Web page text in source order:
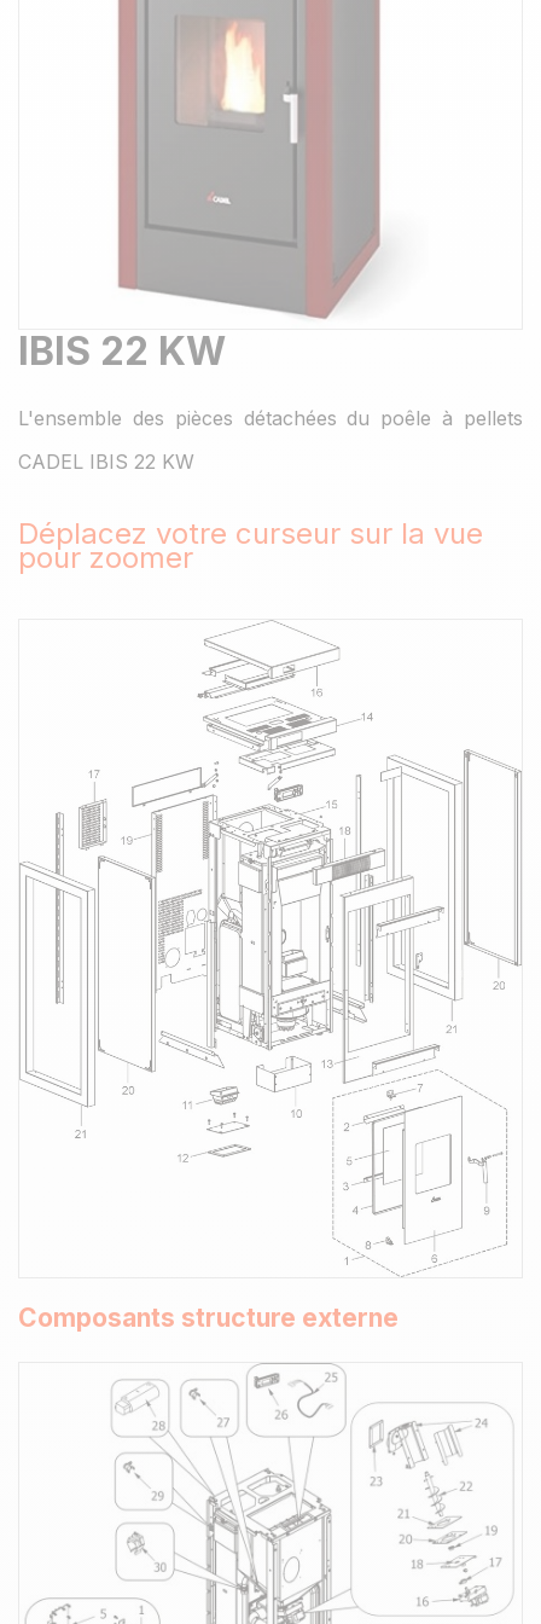
IBIS 22 KW
L'ensemble des pièces détachées du poêle à pellets
CADEL IBIS 22 KW
Déplacez votre curseur sur la vue
pour zoomer
Composants structure externe